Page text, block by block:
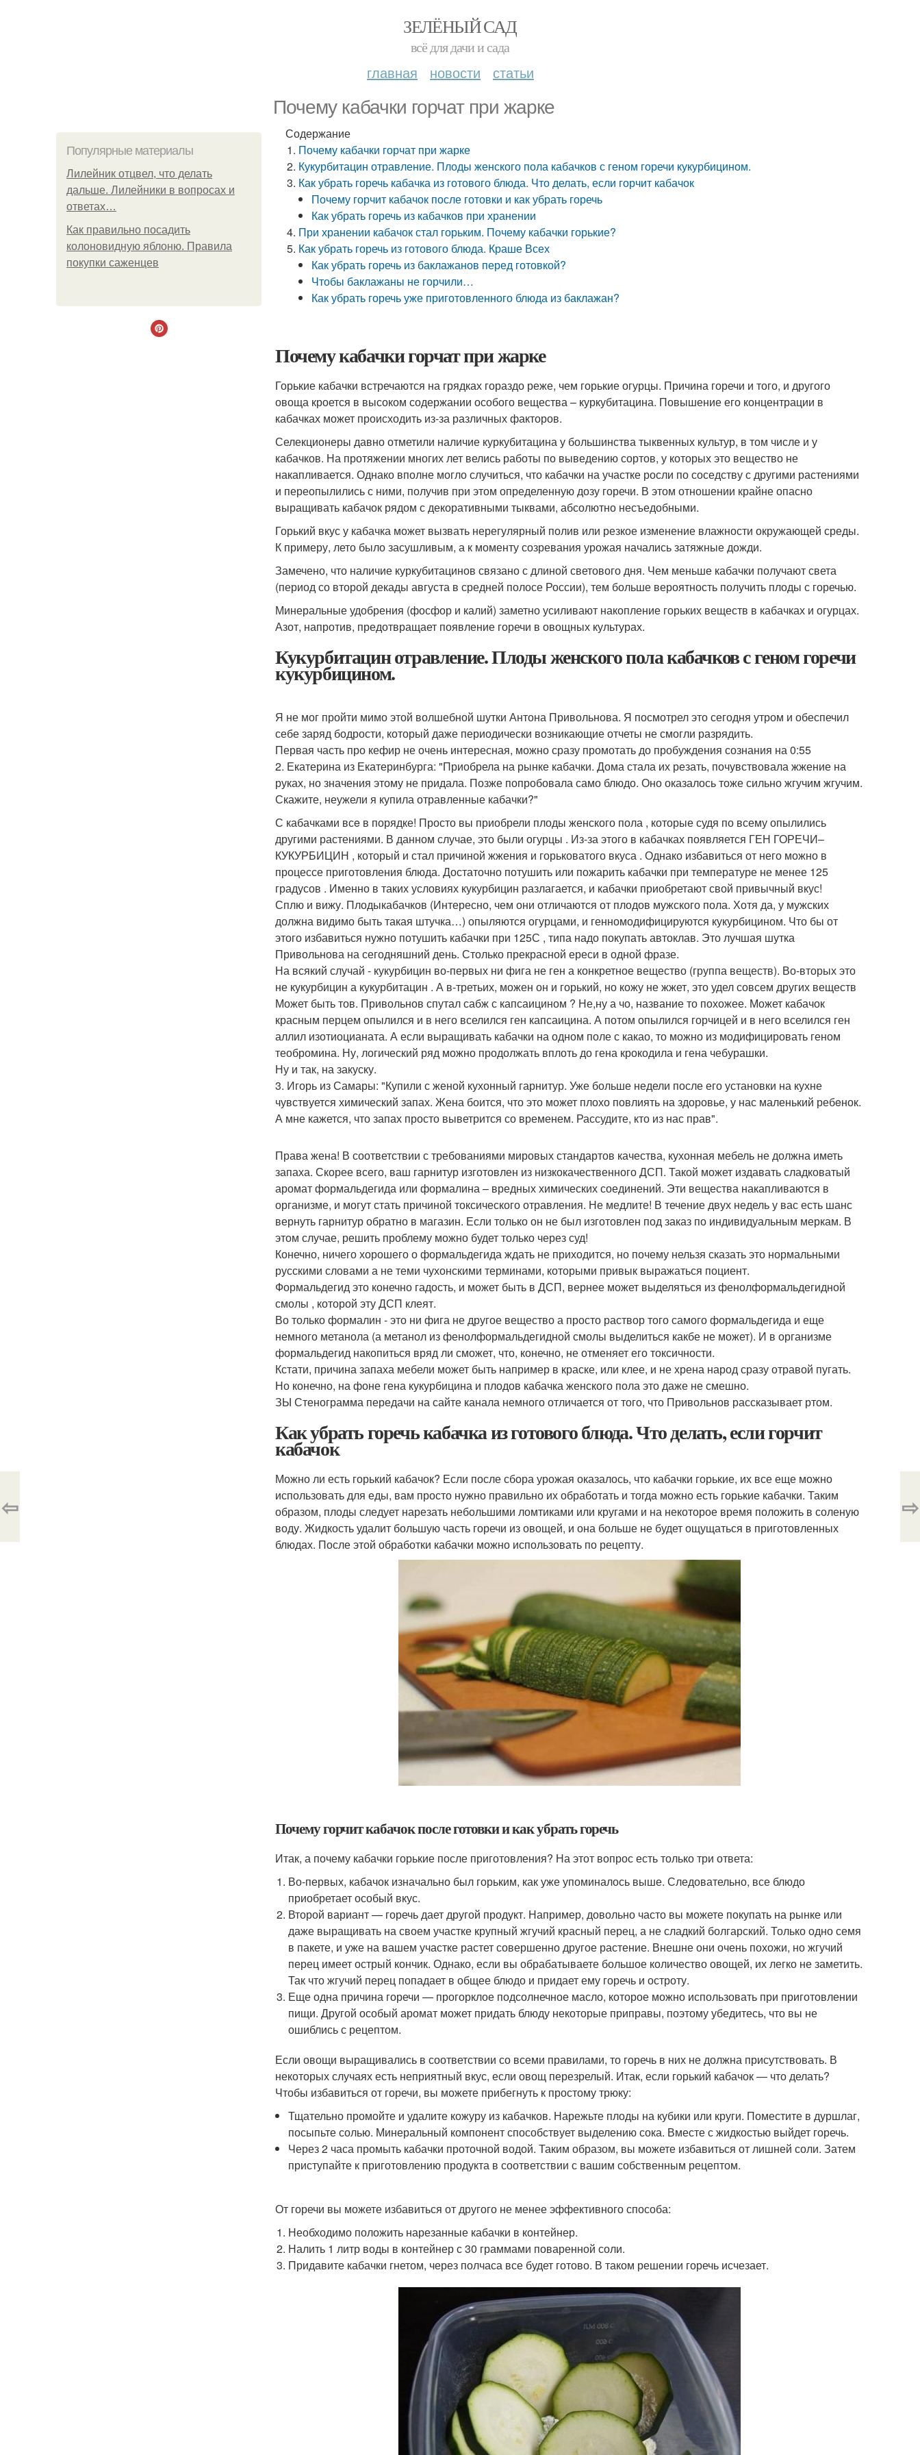
ЗЕЛЁНЫЙ САД
всё для дачи и сада
главная новости статьи
Почему кабачки горчат при жарке
Популярные материалы
Лилейник отцвел, что делать
дальше. Лилейники в вопросах и
ответах…
Как правильно посадить
колоновидную яблоню. Правила
покупки саженцев
Содержание
Почему кабачки горчат при жарке
Кукурбитацин отравление. Плоды женского пола кабачков с геном горечи кукурбицином.
Как убрать горечь кабачка из готового блюда. Что делать, если горчит кабачок
Почему горчит кабачок после готовки и как убрать горечь
Как убрать горечь из кабачков при хранении
При хранении кабачок стал горьким. Почему кабачки горькие?
Как убрать горечь из готового блюда. Краше Всех
Как убрать горечь из баклажанов перед готовкой?
Чтобы баклажаны не горчили…
Как убрать горечь уже приготовленного блюда из баклажан?
Почему кабачки горчат при жарке
Горькие кабачки встречаются на грядках гораздо реже, чем горькие огурцы. Причина горечи и того, и другого
овоща кроется в высоком содержании особого вещества – куркубитацина. Повышение его концентрации в
кабачках может происходить из-за различных факторов.
Селекционеры давно отметили наличие куркубитацина у большинства тыквенных культур, в том числе и у
кабачков. На протяжении многих лет велись работы по выведению сортов, у которых это вещество не
накапливается. Однако вполне могло случиться, что кабачки на участке росли по соседству с другими растениями
и переопылились с ними, получив при этом определенную дозу горечи. В этом отношении крайне опасно
выращивать кабачок рядом с декоративными тыквами, абсолютно несъедобными.
Горький вкус у кабачка может вызвать нерегулярный полив или резкое изменение влажности окружающей среды.
К примеру, лето было засушливым, а к моменту созревания урожая начались затяжные дожди.
Замечено, что наличие куркубитацинов связано с длиной светового дня. Чем меньше кабачки получают света
(период со второй декады августа в средней полосе России), тем больше вероятность получить плоды с горечью.
Минеральные удобрения (фосфор и калий) заметно усиливают накопление горьких веществ в кабачках и огурцах.
Азот, напротив, предотвращает появление горечи в овощных культурах.
Кукурбитацин отравление. Плоды женского пола кабачков с геном горечи
кукурбицином.
Я не мог пройти мимо этой волшебной шутки Антона Привольнова. Я посмотрел это сегодня утром и обеспечил
себе заряд бодрости, который даже периодически возникающие отчеты не смогли разрядить.
Первая часть про кефир не очень интересная, можно сразу промотать до пробуждения сознания на 0:55
2. Екатерина из Екатеринбурга: "Приобрела на рынке кабачки. Дома стала их резать, почувствовала жжение на
руках, но значения этому не придала. Позже попробовала само блюдо. Оно оказалось тоже сильно жгучим жгучим.
Скажите, неужели я купила отравленные кабачки?"
С кабачками всe в порядке! Просто вы приобрели плоды женского пола , которые судя по всему опылились
другими растениями. В данном случае, это были огурцы . Из-за этого в кабачках появляется ГЕН ГОРЕЧИ–
КУКУРБИЦИН , который и стал причиной жжения и горьковатого вкуса . Однако избавиться от него можно в
процессе приготовления блюда. Достаточно потушить или пожарить кабачки при температуре не менее 125
градусов . Именно в таких условиях кукурбицин разлагается, и кабачки приобретают свой привычный вкус!
Сплю и вижу. Плодыкабачков (Интересно, чем они отличаются от плодов мужского пола. Хотя да, у мужских
должна видимо быть такая штучка…) опыляются огурцами, и генномодифицируются кукурбицином. Что бы от
этого избавиться нужно потушить кабачки при 125С , типа надо покупать автоклав. Это лучшая шутка
Привольнова на сегодняшний день. Столько прекрасной ереси в одной фразе.
На всякий случай - кукурбицин во-первых ни фига не ген а конкретное вещество (группа веществ). Во-вторых это
не кукурбицин а кукурбитацин . А в-третьих, можен он и горький, но кожу не жжет, это удел совсем других веществ
Может быть тов. Привольнов спутал сабж с капсаицином ? Не,ну а чо, название то похожее. Может кабачок
красным перцем опылился и в него вселился ген капсаицина. А потом опылился горчицей и в него вселился ген
аллил изотиоцианата. А если выращивать кабачки на одном поле с какао, то можно из модифицировать геном
теобромина. Ну, логический ряд можно продолжать вплоть до гена крокодила и гена чебурашки.
Ну и так, на закуску.
3. Игорь из Самары: "Купили с женой кухонный гарнитур. Уже больше недели после его установки на кухне
чувствуется химический запах. Жена боится, что это может плохо повлиять на здоровье, у нас маленький ребeнок.
А мне кажется, что запах просто выветрится со временем. Рассудите, кто из нас прав".
Права жена! В соответствии с требованиями мировых стандартов качества, кухонная мебель не должна иметь
запаха. Скорее всего, ваш гарнитур изготовлен из низкокачественного ДСП. Такой может издавать сладковатый
аромат формальдегида или формалина – вредных химических соединений. Эти вещества накапливаются в
организме, и могут стать причиной токсического отравления. Не медлите! В течение двух недель у вас есть шанс
вернуть гарнитур обратно в магазин. Если только он не был изготовлен под заказ по индивидуальным меркам. В
этом случае, решить проблему можно будет только через суд!
Конечно, ничего хорошего о формальдегида ждать не приходится, но почему нельзя сказать это нормальными
русскими словами а не теми чухонскими терминами, которыми привык выражаться поциент.
Формальдегид это конечно гадость, и может быть в ДСП, вернее может выделяться из фенолформальдегидной
смолы , которой эту ДСП клеят.
Во только формалин - это ни фига не другое вещество а просто раствор того самого формальдегида и еще
немного метанола (а метанол из фенолформальдегидной смолы выделиться какбе не может). И в организме
формальдегид накопиться вряд ли сможет, что, конечно, не отменяет его токсичности.
Кстати, причина запаха мебели может быть например в краске, или клее, и не хрена народ сразу отравой пугать.
Но конечно, на фоне гена кукурбицина и плодов кабачка женского пола это даже не смешно.
ЗЫ Стенограмма передачи на сайте канала немного отличается от того, что Привольнов рассказывает ртом.
Как убрать горечь кабачка из готового блюда. Что делать, если горчит
кабачок
Можно ли есть горький кабачок? Если после сбора урожая оказалось, что кабачки горькие, их все еще можно
использовать для еды, вам просто нужно правильно их обработать и тогда можно есть горькие кабачки. Таким
образом, плоды следует нарезать небольшими ломтиками или кругами и на некоторое время положить в соленую
воду. Жидкость удалит большую часть горечи из овощей, и она больше не будет ощущаться в приготовленных
блюдах. После этой обработки кабачки можно использовать по рецепту.
Почему горчит кабачок после готовки и как убрать горечь
Итак, а почему кабачки горькие после приготовления? На этот вопрос есть только три ответа:
Во-первых, кабачок изначально был горьким, как уже упоминалось выше. Следовательно, все блюдо
приобретает особый вкус.
Второй вариант — горечь дает другой продукт. Например, довольно часто вы можете покупать на рынке или
даже выращивать на своем участке крупный жгучий красный перец, а не сладкий болгарский. Только одно семя
в пакете, и уже на вашем участке растет совершенно другое растение. Внешне они очень похожи, но жгучий
перец имеет острый кончик. Однако, если вы обрабатываете большое количество овощей, их легко не заметить.
Так что жгучий перец попадает в общее блюдо и придает ему горечь и остроту.
Еще одна причина горечи — прогорклое подсолнечное масло, которое можно использовать при приготовлении
пищи. Другой особый аромат может придать блюду некоторые приправы, поэтому убедитесь, что вы не
ошиблись с рецептом.
Если овощи выращивались в соответствии со всеми правилами, то горечь в них не должна присутствовать. В
некоторых случаях есть неприятный вкус, если овощ перезрелый. Итак, если горький кабачок — что делать?
Чтобы избавиться от горечи, вы можете прибегнуть к простому трюку:
Тщательно промойте и удалите кожуру из кабачков. Нарежьте плоды на кубики или круги. Поместите в дуршлаг,
посыпьте солью. Минеральный компонент способствует выделению сока. Вместе с жидкостью выйдет горечь.
Через 2 часа промыть кабачки проточной водой. Таким образом, вы можете избавиться от лишней соли. Затем
приступайте к приготовлению продукта в соответствии с вашим собственным рецептом.
От горечи вы можете избавиться от другого не менее эффективного способа:
Необходимо положить нарезанные кабачки в контейнер.
Налить 1 литр воды в контейнер с 30 граммами поваренной соли.
Придавите кабачки гнетом, через полчаса все будет готово. В таком решении горечь исчезает.
⇦ ⇨